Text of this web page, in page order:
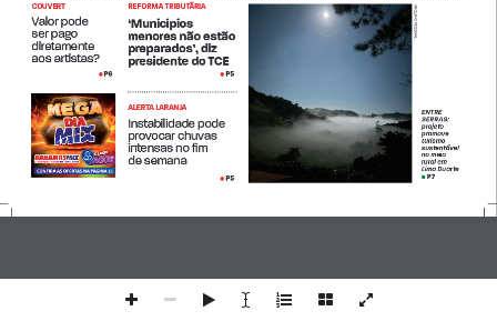
ARQUIVO PESSOAL
ENTRE
SERRAS:
projeto
promove
turismo
sustentável
no meio
rural em
Lima Duarte
• P7
‘Municípios
menores não estão
preparados’, diz
presidente do TCE
REFORMA TRIBUTÁRIA
         •
P5
Valor pode
ser pago
diretamente
aos artistas?
COUVERT
         •
P6
Instabilidade pode
provocar chuvas
intensas no fim
de semana
ALERTA LARANJA
         •
P5